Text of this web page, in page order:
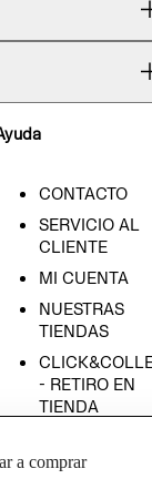
CONTACTO
SERVICIO AL
CLIENTE
MI CUENTA
NUESTRAS
TIENDAS
- RETIRO EN
TIENDA
CONDICIONES
a comprar